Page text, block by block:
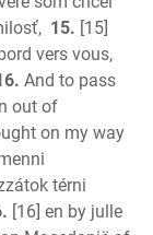
15. [15]
vers vous,
And to pass
out of
on my way
térni
[16] en by julle